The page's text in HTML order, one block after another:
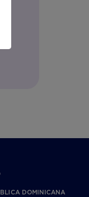
DOMINICANA